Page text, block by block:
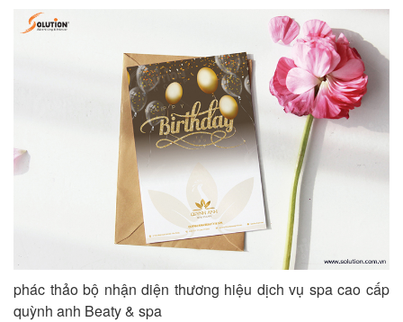
phác thảo bộ nhận diện thương hiệu dịch vụ spa cao cấp
quỳnh anh Beaty & spa